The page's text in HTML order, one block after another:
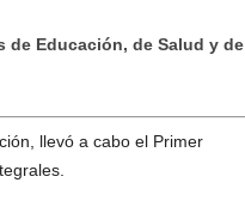
Educación, de Salud y de
llevó a cabo el Primer